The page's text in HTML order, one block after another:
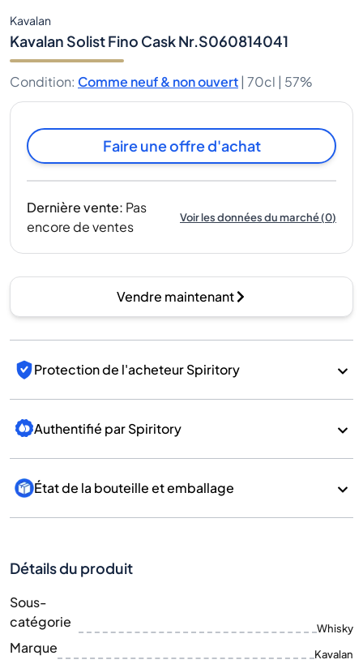
Kavalan
Kavalan Solist Fino Cask Nr.S060814041
Condition: Comme neuf & non ouvert | 70cl | 57%
Faire une offre d'achat
Dernière vente: Pas
encore de ventes
Voir les données du marché(0)
Vendre maintenant
Protection de l'acheteur Spiritory
Authentifié par Spiritory
État de la bouteille et emballage
Détails du produit
Sous-
catégorie
Whisky
Marque Kavalan